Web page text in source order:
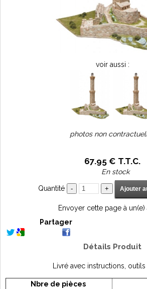
voir aussi :
photos non
67.95 € T.T.C.
En stock
Quantité
Envoyer cette page à un(e)
Partager
Détails Produit
Livré avec instructions,
Nbre de pièces